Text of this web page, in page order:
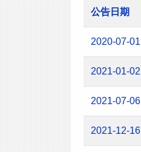
公告日期
2020-07-01
2021-01-02
2021-07-06
2021-12-16